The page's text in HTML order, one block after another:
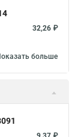
32,26 ₽
больше